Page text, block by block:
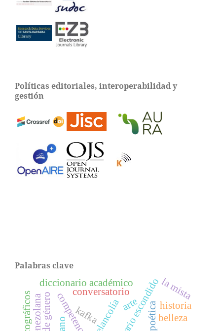
Políticas editoriales, interoperabilidad y
gestión
Palabras clave
glosario escondido
diccionario académico
melancolía
kafka poética
conversatorio
belleza
historia
arte
la mista